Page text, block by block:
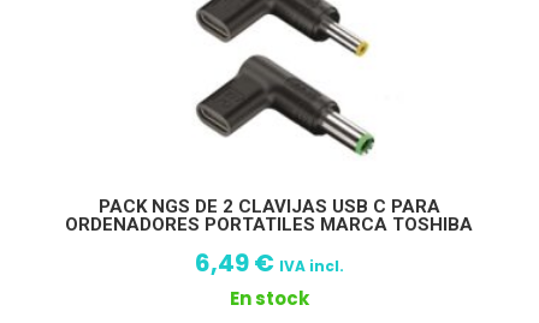
PACK NGS DE 2 CLAVIJAS USB C PARA
ORDENADORES PORTATILES MARCA TOSHIBA
6,49€ IVA incl.
En stock